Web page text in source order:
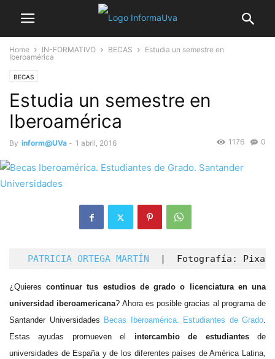
Home IN-FORMATIVO BECAS
Estudia un semestre en
Iberoamérica
BECAS
Estudia un semestre en
Iberoamérica
By inform@UVa - 1 abril, 2016 0
1176
PATRICIA ORTEGA MARTÍN |  Fotografía:
¿Quierescontinuar tus estudios de grado o licenciatura en una
universidad iberoamericana? Ahora es posible gracias al programa de
Santander Universidades Becas Iberoamérica. Estudiantes de Grado.
Estas ayudas promueven el intercambio de estudiantesde
universidades de España y de los diferentes países de América Latina,